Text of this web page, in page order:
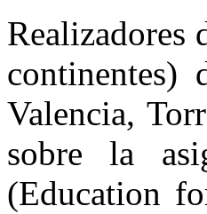
Realizadores
Valencia,
sobre la
(Education